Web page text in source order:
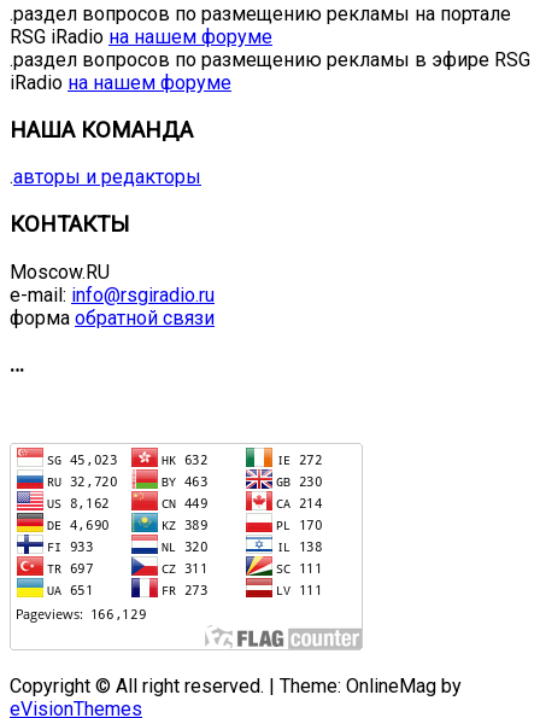
.раздел вопросов по размещению рекламы на портале
RSG iRadio на нашем форуме
.раздел вопросов по размещению рекламы в эфире RSG
iRadio на нашем форуме
НАША КОМАНДА
.авторы и редакторы
КОНТАКТЫ
Moscow.RU
e-mail: info@rsgiradio.ru
форма обратной связи
…
Copyright © All right reserved.
Theme: OnlineMag by
eVisionThemes